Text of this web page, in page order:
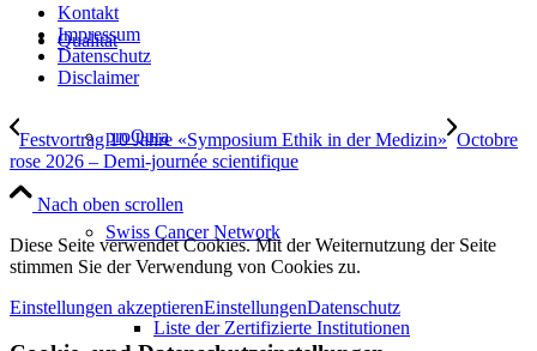
Qualität
proQura
Swiss Cancer Network
Liste der Zertifizierte Institutionen
Kontakt
Impressum
Datenschutz
Disclaimer
Festvortrag 10 Jahre «Symposium Ethik in der Medizin» Octobre
rose 2026 – Demi-journée scientifique
Nach oben scrollen
Diese Seite verwendet Cookies. Mit der Weiternutzung der Seite
stimmen Sie der Verwendung von Cookies zu.
Einstellungen akzeptierenEinstellungenDatenschutz